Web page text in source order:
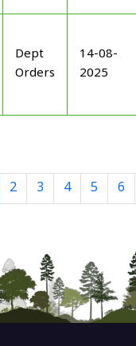
Dept
Orders
14-08-
2025
2 3 4 5 6